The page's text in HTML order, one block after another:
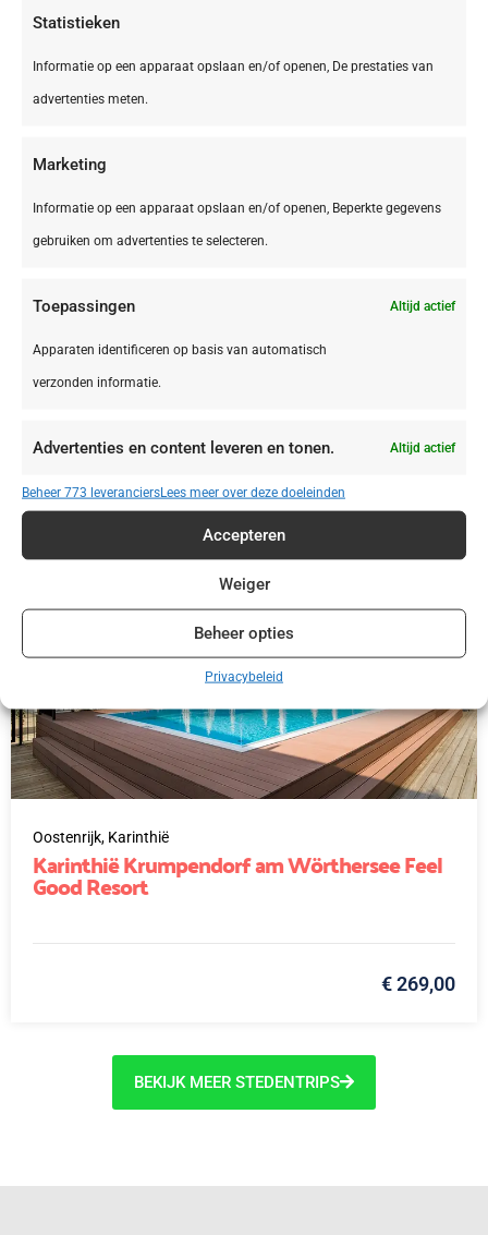
Statistieken
Informatie op een apparaat opslaan en/of openen, De prestaties van
advertenties meten.
Marketing
Informatie op een apparaat opslaan en/of openen, Beperkte gegevens
gebruiken om advertenties te selecteren.
Toepassingen Altijd actief
Apparaten identificeren op basis van automatisch
verzonden informatie.
Advertenties en content leveren en tonen. Altijd actief
Beheer 773 leveranciersLees meer over deze doeleinden
Accepteren
Weiger
Beheer opties
Privacybeleid
Antwerpen Antwerpen Tulip Inn Antwerpen
Oostenrijk, Karinthië
Karinthië Krumpendorf am Wörthersee Feel
Good Resort
€ 269,00
BEKIJK MEER STEDENTRIPS